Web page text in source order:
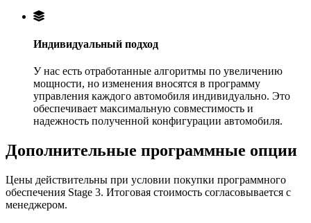
Индивидуальный подход
У нас есть отработанные алгоритмы по увеличению
мощности, но изменения вносятся в программу
управления каждого автомобиля индивидуально. Это
обеспечивает максимальную совместимость и
надежность полученной конфигурации автомобиля.
Дополнительные программные опции
Цены действительны при условии покупки программного
обеспечения Stage 3. Итоговая стоимость согласовывается с
менеджером.